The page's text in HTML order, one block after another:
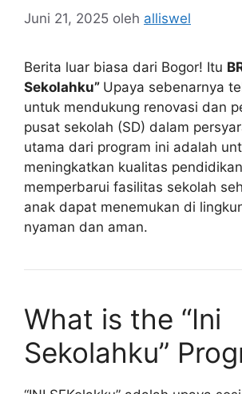
Juni 21, 2025 oleh alliswel
Berita luar biasa dari Bogor! Itu
Sekolahku” Upaya sebenarnya
untuk mendukung renovasi dan
pusat sekolah (SD) dalam
utama dari program ini adalah
meningkatkan kualitas
memperbarui fasilitas sekolah
anak dapat menemukan di
nyaman dan aman.
What is the “Ini
Sekolahku”